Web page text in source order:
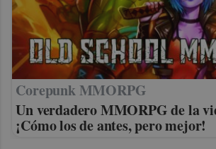
Corepunk MMORPG
Un verdadero MMORPG de la
¡Cómo los de antes, pero mejor!